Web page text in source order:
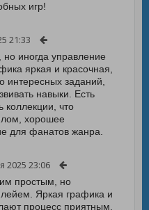
игр!
21:33
иногда управление
яркая и красочная,
интересных заданий,
навыки. Есть
коллекции, что
хорошее
для фанатов жанра.
2025 23:06
простым, но
Яркая графика и
процесс приятным.